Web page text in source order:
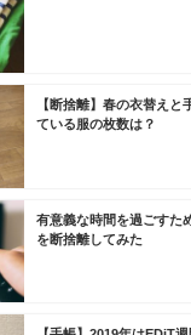
【断捨離】春の衣替えと
ている服の枚数は？
有意義な時間を過ごすた
を断捨離してみた